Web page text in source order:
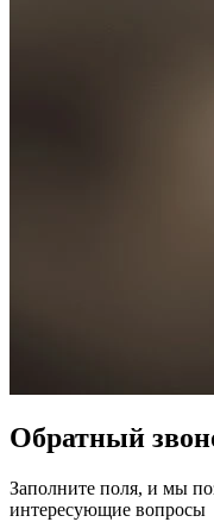
Обратный
Заполните поля, и мы
интересующие вопросы